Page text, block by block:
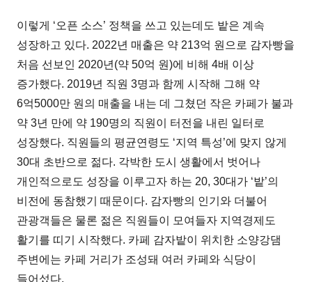
이렇게 ‘오픈 소스’ 정책을 쓰고 있는데도 밭은 계속
성장하고 있다. 2022년 매출은 약 213억 원으로 감자빵을
처음 선보인 2020년(약 50억 원)에 비해 4배 이상
증가했다. 2019년 직원 3명과 함께 시작해 그해 약
6억5000만 원의 매출을 내는 데 그쳤던 작은 카페가 불과
약 3년 만에 약 190명의 직원이 터전을 내린 일터로
성장했다. 직원들의 평균연령도 ‘지역 특성’에 맞지 않게
30대 초반으로 젊다. 각박한 도시 생활에서 벗어나
개인적으로도 성장을 이루고자 하는 20, 30대가 ‘밭’의
비전에 동참했기 때문이다. 감자빵의 인기와 더불어
관광객들은 물론 젊은 직원들이 모여들자 지역경제도
활기를 띠기 시작했다. 카페 감자밭이 위치한 소양강댐
주변에는 카페 거리가 조성돼 여러 카페와 식당이
들어섰다.